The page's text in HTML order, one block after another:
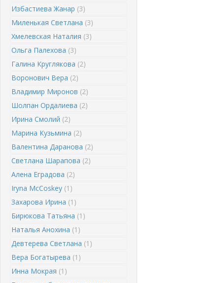
Избастиева Жанар (3)
Миленькая Светлана (3)
Хмелевская Наталия (3)
Ольга Палехова (3)
Галина Круглякова (2)
Воронович Вера (2)
Владимир Миронов (2)
Шолпан Ордалиева (2)
Ирина Смолий (2)
Марина Кузьмина (2)
Валентина Даранова (2)
Светлана Шарапова (2)
Алена Еградова (2)
Iryna McCoskey (1)
Захарова Ирина (1)
Бирюкова Татьяна (1)
Наталья Анохина (1)
Девтерева Светлана (1)
Вера Богатырева (1)
Инна Мокрая (1)